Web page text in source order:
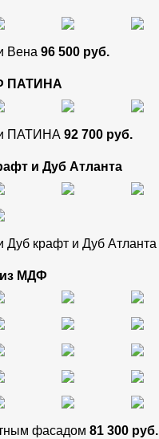
Вена 96 500 руб.
ПАТИНА
ПАТИНА 92 700 руб.
и Дуб Атланта
Дуб крафт и Дуб Атланта
МДФ
фасадом 81 300 руб.